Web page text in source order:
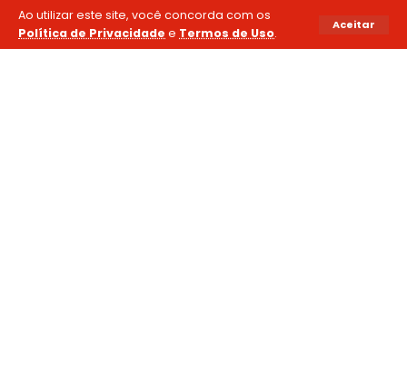
Ao utilizar este site, você concorda com os
Política de Privacidade e Termos de Uso.
Aceitar